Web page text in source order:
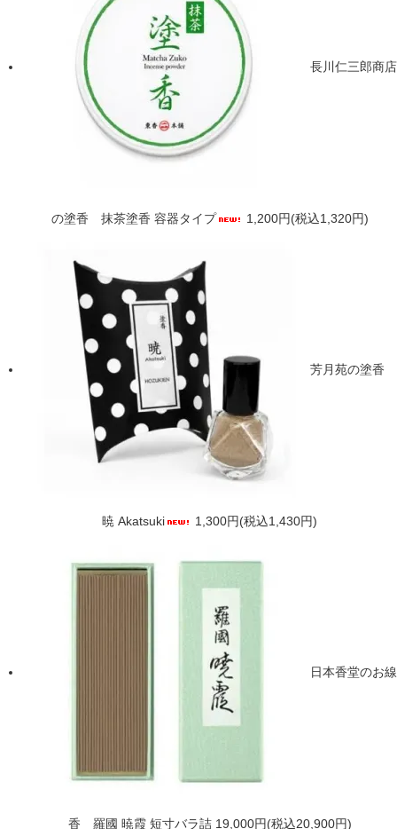
長川仁三郎商店
の塗香 抹茶塗香 容器タイプ 1,200円(税込1,320円)
芳月苑の塗香
暁 Akatsuki 1,300円(税込1,430円)
日本香堂のお線
香 羅國 暁霞 短寸バラ詰 19,000円(税込20,900円)